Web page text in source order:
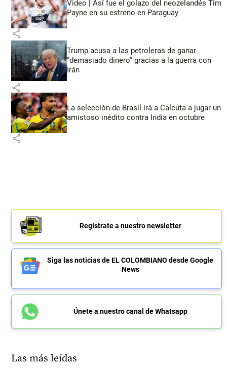
Video | Así fue el golazo del neozelandés Tim
Payne en su estreno en Paraguay
share
Trump acusa a las petroleras de ganar
“demasiado dinero” gracias a la guerra con
Irán
share
La selección de Brasil irá a Calcuta a jugar un
amistoso inédito contra India en octubre
share
Regístrate a nuestro newsletter
Siga las noticias de EL COLOMBIANO desde Google
News
Únete a nuestro canal de Whatsapp
Las más leídas